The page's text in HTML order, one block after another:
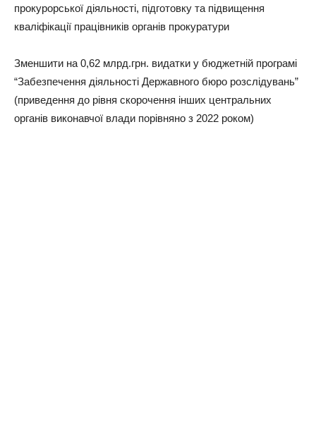
прокурорської діяльності, підготовку та підвищення
кваліфікації працівників органів прокуратури
Зменшити на 0,62 млрд.грн. видатки у бюджетній програмі
“Забезпечення діяльності Державного бюро розслідувань”
(приведення до рівня скорочення інших центральних
органів виконавчої влади порівняно з 2022 роком)